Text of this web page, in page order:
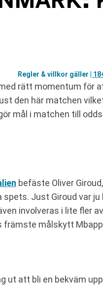
Regler & villkor gäller |
rätt momentum för
den här matchen
mål i matchen till
befäste Oliver
Just Giroud var
involveras i lite fler
främste målskytt
ut att bli en bekväm